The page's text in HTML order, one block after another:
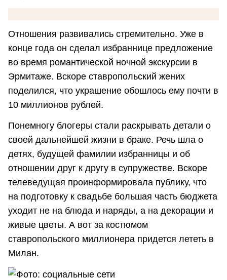
Отношения развивались стремительно. Уже в
конце года он сделал избраннице предложение
во время романтической ночной экскурсии в
Эрмитаже. Вскоре ставропольский жених
поделился, что украшение обошлось ему почти в
10 миллионов рублей.
Понемногу блогеры стали раскрывать детали о
своей дальнейшей жизни в браке. Речь шла о
детях, будущей фамилии избранницы и об
отношении друг к другу в супружестве. Вскоре
телеведущая проинформировала публику, что
на подготовку к свадьбе большая часть бюджета
уходит не на блюда и наряды, а на декорации и
живые цветы. А вот за костюмом
ставропольского миллионера придется лететь в
Милан.